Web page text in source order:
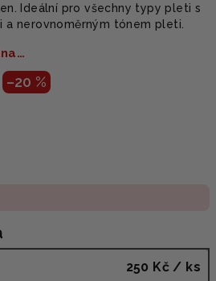
Ideální pro všechny typy pleti s
a nerovnoměrným tónem pleti.
–20 %
250 Kč / ks